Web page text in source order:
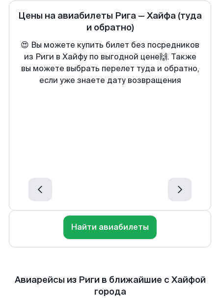
Цены на авиабилеты Рига — Хайфа (туда
и обратно)
😍 Вы можете купить билет без посредников
из Риги в Хайфу по выгодной цене🙌. Также
вы можете выбрать перелет туда и обратно,
если уже знаете дату возвращения
Найти авиабилеты
Авиарейсы из Риги в ближайшие с Хайфой
города